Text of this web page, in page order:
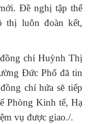
Đề nghị tập thể
thị luôn đoàn kết,
chí Huỳnh Thị
Đức Phổ đã tin
chí hứa sẽ tiếp
Phòng Kinh tế, Hạ
vụ được giao./.